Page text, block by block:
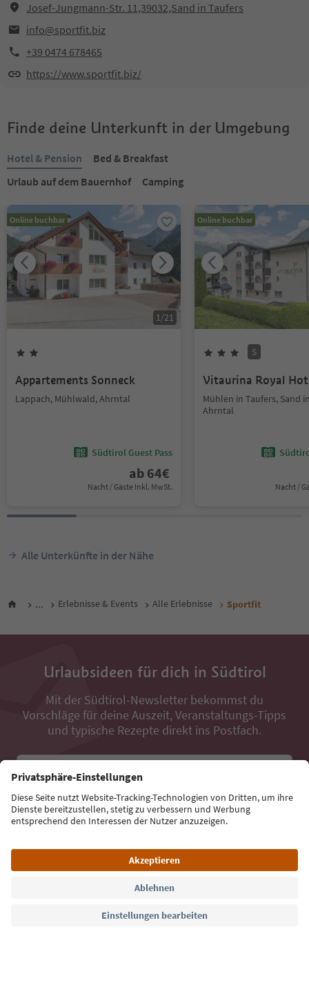
Josef-Jungmann-Str. 11,39032,Sand in Taufers
info@sportfit.biz
+39 0474 678465
https://www.sportfit.biz/
Finde deine Unterkunft in der Umgebung
Hotel & Pension
Bed & Breakfast
Urlaub auf dem Bauernhof
Camping
Online buchbar
1/21
Appartements Sonneck
Lappach, Mühlwald, Ahrntal
Südtirol Guest Pass
ab 64€
Nacht / Gäste Inkl. MwSt.
Online buchbar
S
Vitaurina Royal
Mühlen in Taufers, Sand
Ahrntal
Nacht /
Alle Unterkünfte in der Nähe
... Erlebnisse & Events Alle Erlebnisse Sportfit
Urlaubsideen für dich in Südtirol
Mit der Südtirol-Newsletter bekommst du
Vorschläge für deine Auszeit, Veranstaltungs-Tipps
und typische Rezepte direkt ins Postfach.
E-Mail Adresse
Jetzt anmelden